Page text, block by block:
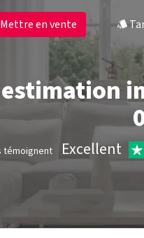
Mettre en vente
témoignent Excellent